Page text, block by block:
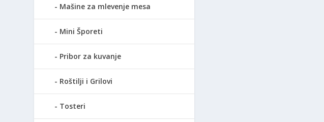
Mašine za mlevenje mesa
Mini Šporeti
Pribor za kuvanje
Roštilji i Grilovi
Tosteri